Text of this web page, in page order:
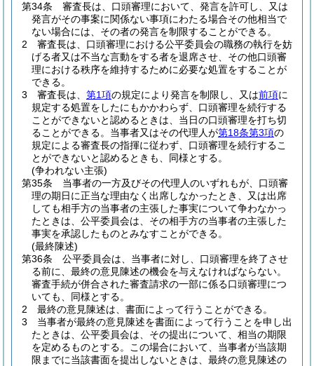
第34条
審査長は、口頭審理において、発言を許可し、又は
発言がその事案に関係ない事項にわたる場合その他相当で
ない場合には、その者の発言を制限することができる。
2
審査長は、口頭審理における公平委員会の職務の執行を妨
げる者又は不当な言動をする者を退席させ、その他口頭審
理における秩序を維持するために必要な処置をすることが
できる。
3
審査長は、 第1項の規定により発言を制限し、又は前項に
規定する処置をしたにもかかわらず、口頭審理を続行する
ことができないと認めるときは、当日の口頭審理を打ち切
ることができる。 当事者又はその代理人が第18条第3項の
規定による審査長の指揮に従わず、口頭審理を続行するこ
とができないと認めるときも、同様とする。
(争われない主張)
第35条
当事者の一方及びその代理人のいずれもが、口頭審
理の期日に正当な理由なく出席しなかったとき、又は出席
しても相手方の当事者の主張した事実について争わなかっ
たときは、公平委員会は、その相手方の当事者の主張した
事実を承認したものとみなすことができる。
(最終陳述)
第36条
公平委員会は、当事者に対し、口頭審理を終了させ
る前に、最終の意見陳述の機会を与えなければならない。
審査手続が併合された審査請求の一部に係る口頭審理につ
いても、同様とする。
2
最終の意見陳述は、書面によって行うことができる。
3
当事者が最終の意見陳述を書面によって行うことを申し出
たときは、公平委員会は、その提出について、相当の期限
を定めるものとする。
この場合において、当事者が当該期
限までに当該書面を提出しないときは、最終の意見陳述の